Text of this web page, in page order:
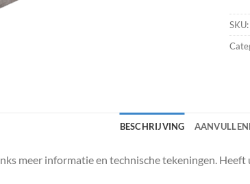
SKU:
BESCHRIJVING
meer informatie en technische tekeningen. Heeft